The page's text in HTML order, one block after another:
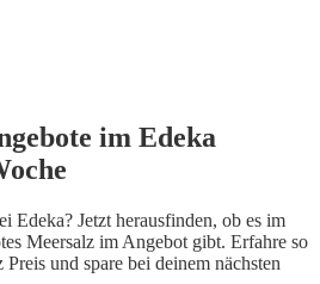
im Edeka
Edeka? Jetzt herausfinden, ob es im
Meersalz im Angebot gibt. Erfahre so
und spare bei deinem nächsten